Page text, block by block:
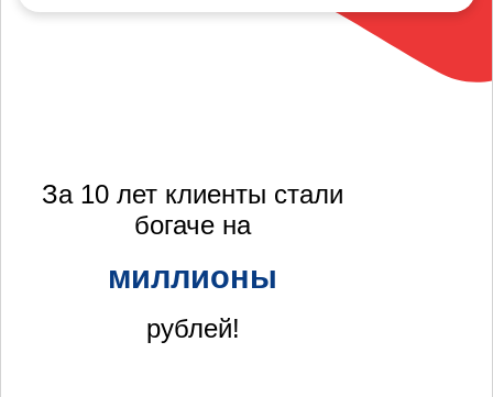
За 10 лет клиенты стали
богаче на
миллионы
рублей!